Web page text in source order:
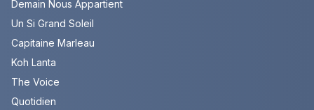
Demain Nous Appartient
Un Si Grand Soleil
Capitaine Marleau
Koh Lanta
The Voice
Quotidien